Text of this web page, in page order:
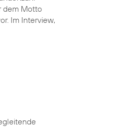
dem Motto
Im Interview,